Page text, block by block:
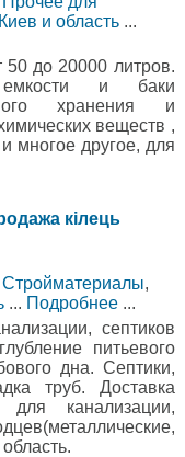
и область ...
50 до 20000 литров.
и баки
хранения и
веществ ,
многое другое, для
кілець
Стройматериалы,
... Подробнее ...
септиков
питьевого
дна. Септики,
труб. Доставка
канализации,